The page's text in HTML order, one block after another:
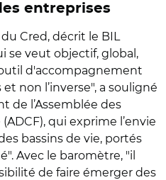
entreprises
Cred, décrit le BIL
se veut objectif, global,
d'accompagnement
non l’inverse", a souligné
de l’Assemblée des
qui exprime l’envie
bassins de vie, portés
Avec le baromètre, "il
de faire émerger des